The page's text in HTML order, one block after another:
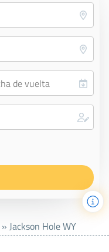
» Jackson Hole WY